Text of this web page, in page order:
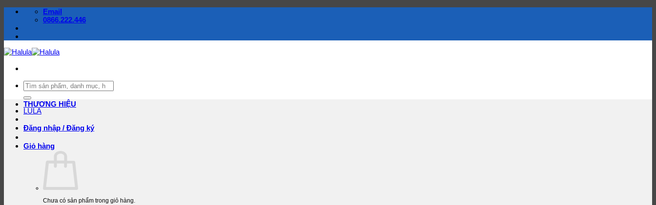
dung
Email
0866.222.446
Tìm
kiếm:
LULA
Đăng nhập / Đăng ký
Giỏ hàng
Chưa có sản phẩm trong giỏ hàng.
THƯƠNG HIỆU